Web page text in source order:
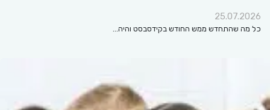
25.07.2026
כל מה שהתחדש ממש החודש בקידסבסט והיה…